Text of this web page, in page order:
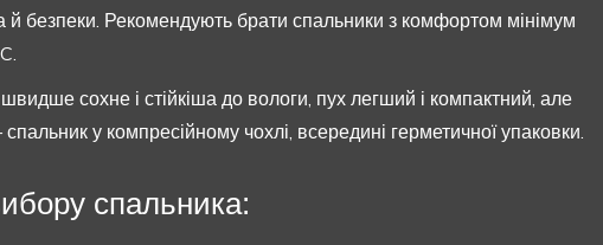
безпеки. Рекомендують брати спальники з комфортом мінімум
сохне і стійкіша до вологи, пух легший і компактний, але
у компресійному чохлі, всередині герметичної упаковки.
спальника: